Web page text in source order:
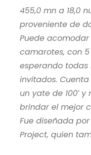
455,0 mn a 18,0
proveniente de
Puede
camarotes, con
esperando todas
invitados.
un yate de 100′
brindar el mejor
Fue diseñada
Project, quien